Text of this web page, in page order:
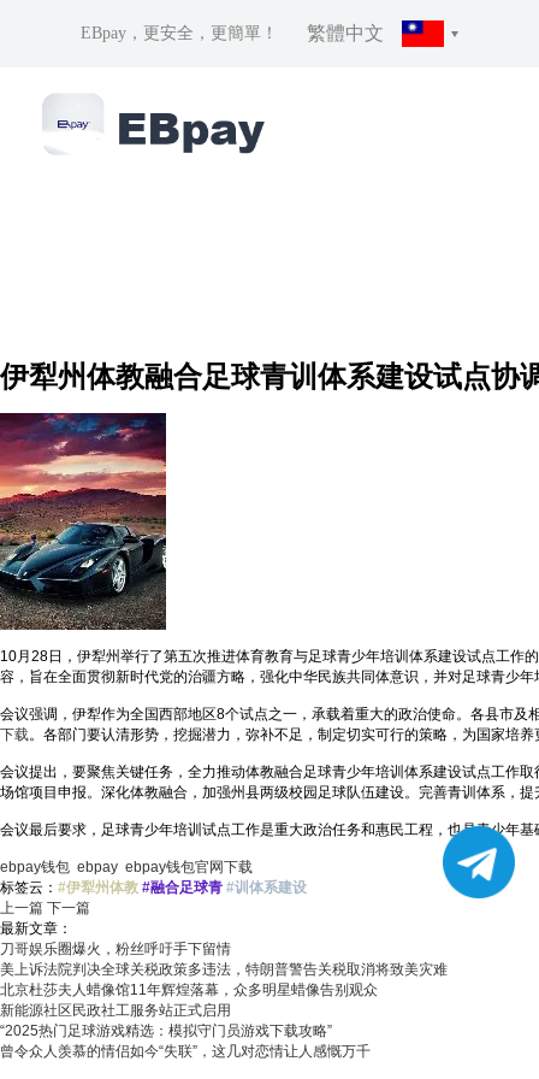
EBpay，更安全，更簡單！ 繁體中文
伊犁州体教融合足球青训体系建设试点协
10月28日，伊犁州举行了第五次推进体育教育与足球青少年培训体系建设试点工
容，旨在全面贯彻新时代党的治疆方略，强化中华民族共同体意识，并对足球青少
会议强调，伊犁作为全国西部地区8个试点之一，承载着重大的政治使命。各县市
下载。各部门要认清形势，挖掘潜力，弥补不足，制定切实可行的策略，为国家培
会议提出，要聚焦关键任务，全力推动体教融合足球青少年培训体系建设试点工作
场馆项目申报。深化体教融合，加强州县两级校园足球队伍建设。完善青训体系，
会议最后要求，足球青少年培训试点工作是重大政治任务和惠民工程，也是青少年
ebpay钱包 ebpay ebpay钱包官网下载
标签云： #伊犁州体教 #融合足球青 #训体系建设
上一篇 下一篇
最新文章：
刀哥娱乐圈爆火，粉丝呼吁手下留情
美上诉法院判决全球关税政策多违法，特朗普警告关税取消将致美灾难
北京杜莎夫人蜡像馆11年辉煌落幕，众多明星蜡像告别观众
新能源社区民政社工服务站正式启用
“2025热门足球游戏精选：模拟守门员游戏下载攻略”
曾令众人羡慕的情侣如今“失联”，这几对恋情让人感慨万千